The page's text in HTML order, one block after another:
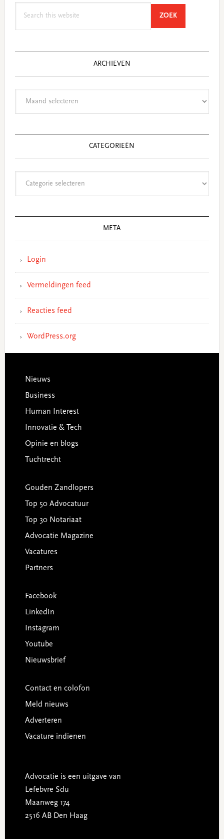
ZOEKSEARCH
ARCHIEVEN
CATEGORIEËN
META
Login
Vermeldingen feed
Reacties feed
WordPress.org
Footer
Nieuws
Business
Human Interest
Innovatie & Tech
Opinie en blogs
Tuchtrecht
Gouden Zandlopers
Top 50 Advocatuur
Top 30 Notariaat
Advocatie Magazine
Vacatures
Partners
Facebook
LinkedIn
Instagram
Youtube
Nieuwsbrief
Contact en colofon
Meld nieuws
Adverteren
Vacature indienen
Advocatie is een uitgave van
Lefebvre Sdu
Maanweg 174
2516 AB Den Haag